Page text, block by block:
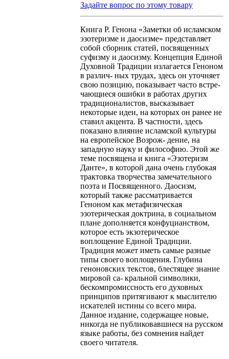
Задайте вопрос по этому товару
Книга Р. Генона «Заметки об исламском
эзотеризме и даосизме» представляет
собой сборник статей, посвященных
суфизму и даосизму. Концепция Единой
Духовной Традиции излагается Геноном
в различ- ных трудах, здесь он уточняет
свою позицию, показывает часто встре-
чающиеся ошибки в работах других
традиционалистов, высказывает
некоторые идеи, на которых он ранее не
ставил акцента. В частности, здесь
показано влияние исламской культуры
на европейское Возрож- дение, на
западную науку и философию. Этой же
теме посвящена и книга «Эзотеризм
Данте», в которой дана очень глубокая
трактовка творчества замечательного
поэта и Посвященного. Даосизм,
который также рассматривается
Геноном как метафизическая
эзотерическая доктрина, в социальном
плане дополняется конфуцианством,
которое есть экзотерическое
воплощение Единой Традиции.
Традиция может иметь самые разные
типы своего воплощения. Глубина
геноновских текстов, блестящее знание
мировой са- кральной символики,
бескомпромиссность его духовных
принципов притягивают к мыслителю
искателей истины со всего мира.
Данное издание, содержащее новые,
никогда не публиковавшиеся на русском
языке работы, без сомнения найдет
своего читателя.